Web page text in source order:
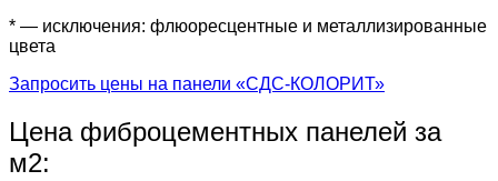
* — исключения: флюоресцентные и металлизированные
цвета
Запросить цены на панели «СДС-КОЛОРИТ»
Цена фиброцементных панелей за
м2: